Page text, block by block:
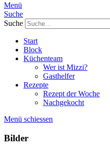
Menü
Suche
Suche
Start
Block
Küchenteam
Wer ist Mizzi?
Gasthelfer
Rezepte
Rezept der Woche
Nachgekocht
Menü schiessen
Bilder